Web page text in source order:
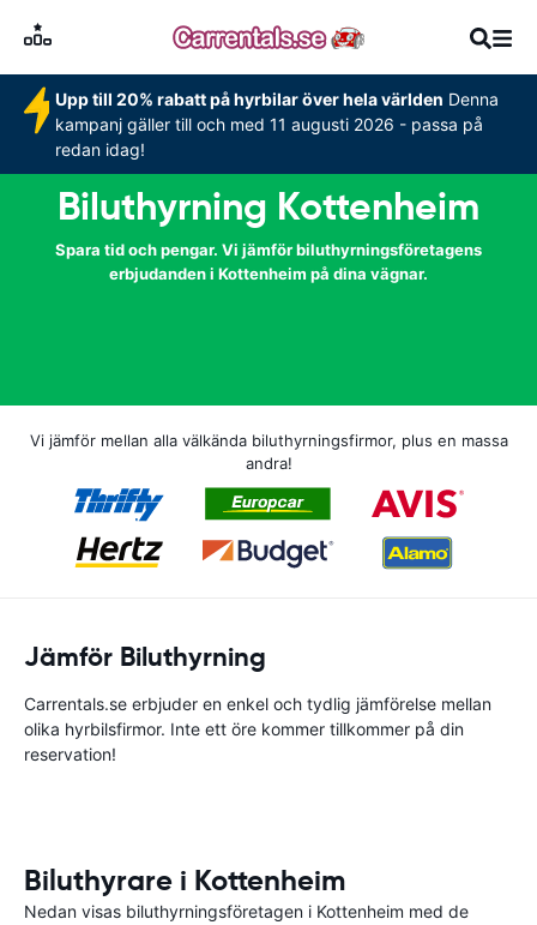
Upp till 20% rabatt på hyrbilar över hela världen Denna
kampanj gäller till och med 11 augusti 2026 - passa på
redan idag!
Biluthyrning Kottenheim
Spara tid och pengar. Vi jämför biluthyrningsföretagens
erbjudanden i Kottenheim på dina vägnar.
Vi jämför mellan alla välkända biluthyrningsfirmor, plus en massa
andra!
Jämför Biluthyrning
Carrentals.se erbjuder en enkel och tydlig jämförelse mellan
olika hyrbilsfirmor. Inte ett öre kommer tillkommer på din
reservation!
Biluthyrare i Kottenheim
Nedan visas biluthyrningsföretagen i Kottenheim med de